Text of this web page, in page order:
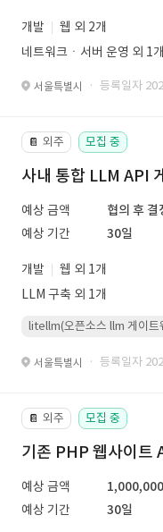
개발
웹 외 2개
네트워크ㆍ서버 운영 외 1개
서울특별시 · 등록일자
📔 외주 모집 중
사내 통합 LLM API
예상 금액
협의 후 결
예상 기간
30일
개발
웹 외 1개
LLM 구축 외 1개
litellm(오픈소스 llm 게이트
서울특별시 · 등록일자
📔 외주 모집 중
기존 PHP 웹사이트
예상 금액
예상 기간
30일